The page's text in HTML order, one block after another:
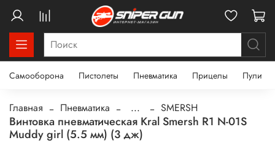
Самооборона Пистолеты Пневматика Прицелы Пули
Главная Пневматика ... SMERSH
Винтовка пневматическая Kral Smersh R1 N-01S
Muddy girl (5.5 мм) (3 дж)